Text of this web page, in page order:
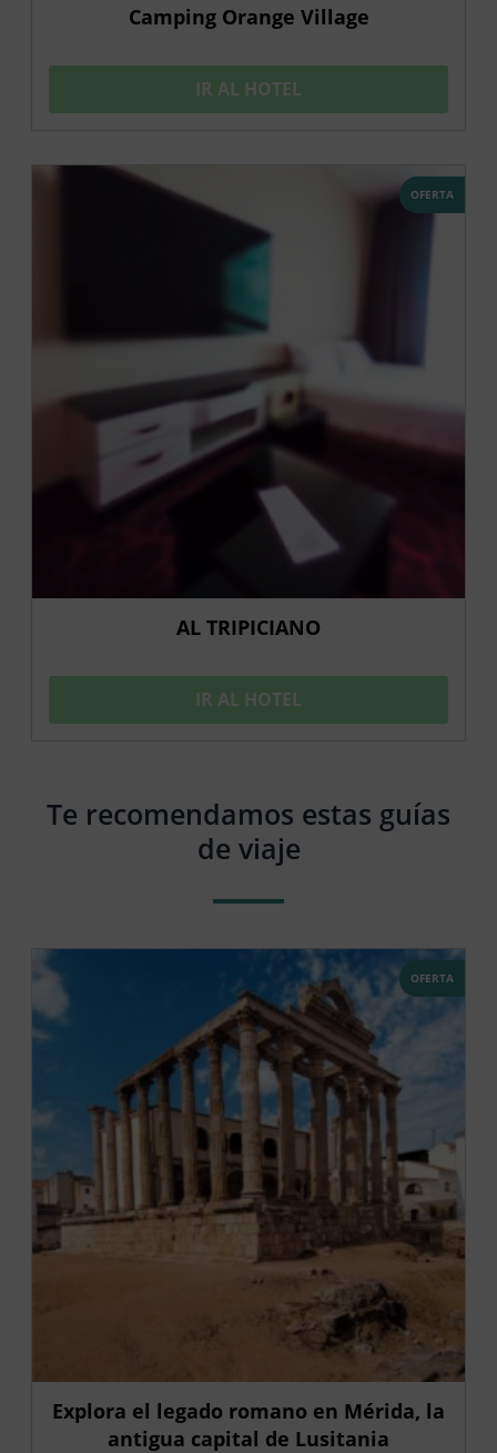
Camping Orange Village
IR AL HOTEL
OFERTA
AL TRIPICIANO
IR AL HOTEL
Te recomendamos estas guías
de viaje
OFERTA
Explora el legado romano en Mérida, la
antigua capital de Lusitania